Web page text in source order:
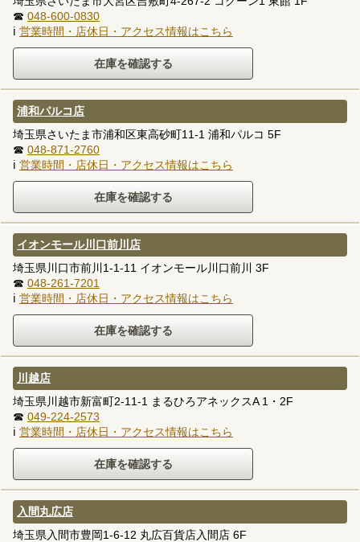
☎ 048-600-0830
ℹ 営業時間・店休日・アクセス情報はこちら
浦和パルコ店
埼玉県さいたま市浦和区東高砂町11-1 浦和パルコ 5F
☎ 048-871-2760
ℹ 営業時間・店休日・アクセス情報はこちら
イオンモール川口前川店
埼玉県川口市前川1-1-11 イオンモール川口前川 3F
☎ 048-261-7201
ℹ 営業時間・店休日・アクセス情報はこちら
川越店
埼玉県川越市新富町2-11-1 まるひろアネックスA 1・2F
☎ 049-224-2573
ℹ 営業時間・店休日・アクセス情報はこちら
入間丸広店
埼玉県入間市豊岡1-6-12 丸広百貨店入間店 6F